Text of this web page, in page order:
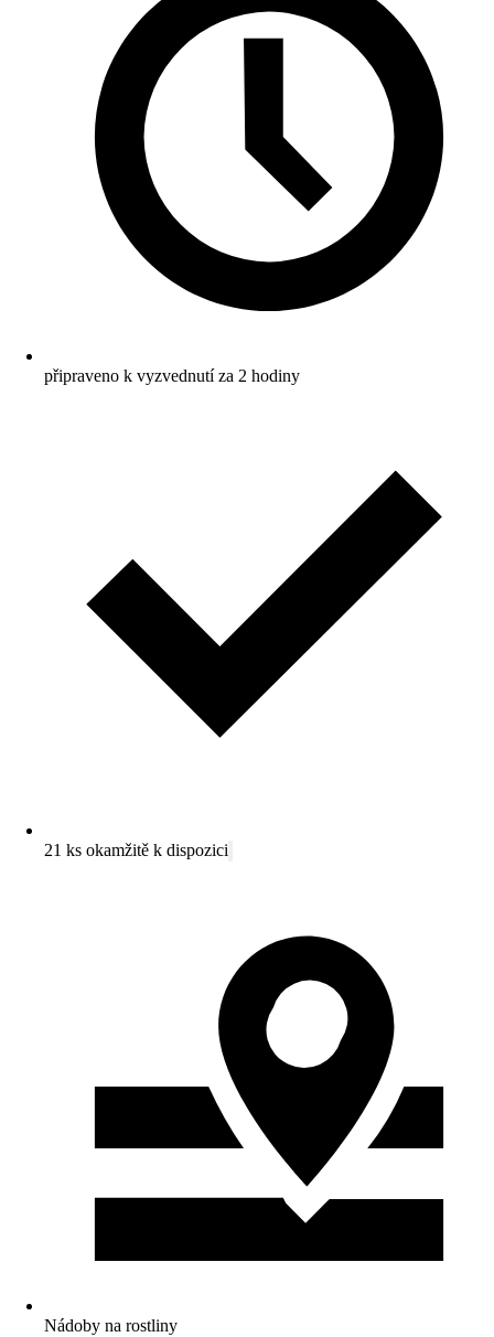
připraveno k vyzvednutí za 2 hodiny
21 ks okamžitě k dispozici
Nádoby na rostliny